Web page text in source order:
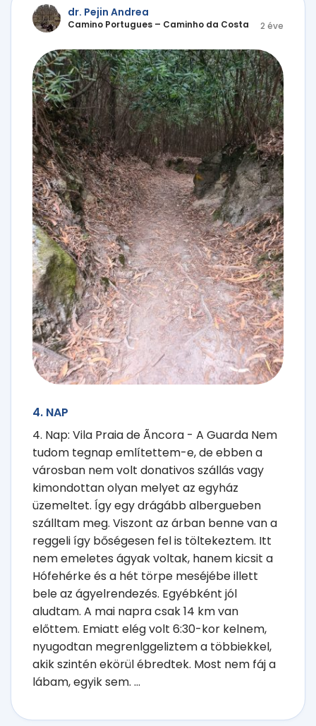
dr. Pejin Andrea
Camino Portugues – Caminho da Costa 2 éve
4. NAP
4. Nap: Vila Praia de Ãncora - A Guarda Nem
tudom tegnap említettem-e, de ebben a
városban nem volt donativos szállás vagy
kimondottan olyan melyet az egyház
üzemeltet. Így egy drágább albergueben
szálltam meg. Viszont az árban benne van a
reggeli így bőségesen fel is töltekeztem. Itt
nem emeletes ágyak voltak, hanem kicsit a
Hófehérke és a hét törpe meséjébe illett
bele az ágyelrendezés. Egyébként jól
aludtam. A mai napra csak 14 km van
előttem. Emiatt elég volt 6:30-kor kelnem,
nyugodtan megrenlggeliztem a többiekkel,
akik szintén ekörül ébredtek. Most nem fáj a
lábam, egyik sem. ...